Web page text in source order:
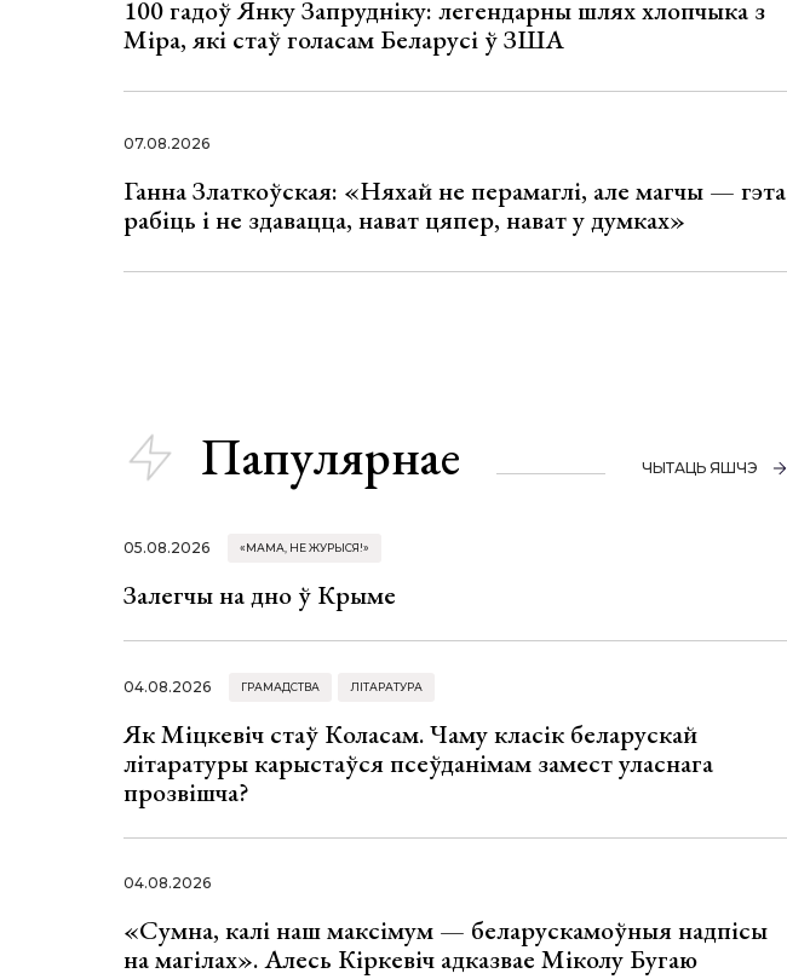
100 гадоў Янку Запрудніку: легендарны шлях хлопчыка з
Міра, які стаў голасам Беларусі ў ЗША
07.08.2026
Ганна Златкоўская: «Няхай не перамаглі, але магчы — гэта
рабіць і не здавацца, нават цяпер, нават у думках»
Папулярнае ЧЫТАЦЬ ЯШЧЭ
05.08.2026 «МАМА, НЕ ЖУРЫСЯ!»
Залегчы на дно ў Крыме
04.08.2026 ГРАМАДСТВА ЛІТАРАТУРА
Як Міцкевіч стаў Коласам. Чаму класік беларускай
літаратуры карыстаўся псеўданімам замест уласнага
прозвішча?
04.08.2026
«Сумна, калі наш максімум — беларускамоўныя надпісы
на магілах». Алесь Кіркевіч адказвае Міколу Бугаю